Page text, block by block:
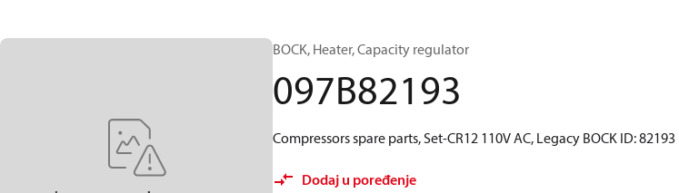
BOCK, Heater, Capacity regulator
097B82193
Compressors spare parts, Set-CR12 110V AC, Legacy BOCK ID: 82193
Dodaj u poređenje